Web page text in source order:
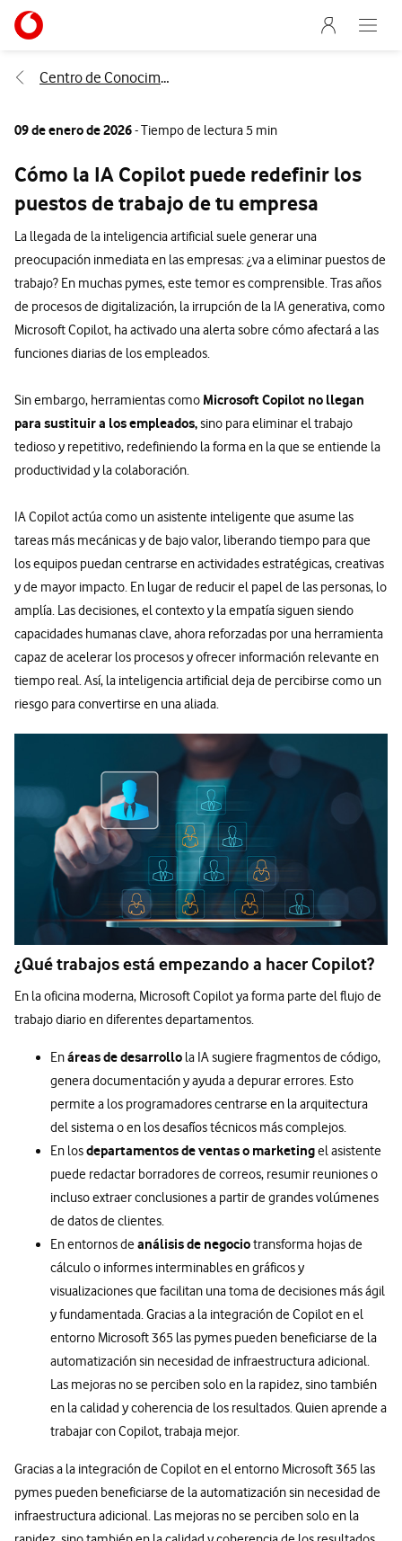
Ir a la pagina principal de vodafone.es
Menu
Abre
Centro de Conocimiento
09 de enero de 2026- Tiempo de lectura 5 min
Cómo la IA Copilot puede redefinir los
puestos de trabajo de tu empresa
La llegada de la inteligencia artificial suele generar una
preocupación inmediata en las empresas: ¿va a eliminar puestos de
trabajo? En muchas pymes, este temor es comprensible. Tras años
de procesos de digitalización, la irrupción de la IA generativa, como
Microsoft Copilot, ha activado una alerta sobre cómo afectará a las
funciones diarias de los empleados.
Sin embargo, herramientas como Microsoft Copilot no llegan
para sustituir a los empleados,sino para eliminar el trabajo
tedioso y repetitivo, redefiniendo la forma en la que se entiende la
productividad y la colaboración.
IA Copilot actúa como un asistente inteligente que asume las
tareas más mecánicas y de bajo valor, liberando tiempo para que
los equipos puedan centrarse en actividades estratégicas, creativas
y de mayor impacto. En lugar de reducir el papel de las personas, lo
amplía. Las decisiones, el contexto y la empatía siguen siendo
capacidades humanas clave, ahora reforzadas por una herramienta
capaz de acelerar los procesos y ofrecer información relevante en
tiempo real. Así, la inteligencia artificial deja de percibirse como un
riesgo para convertirse en una aliada.
¿Qué trabajos está empezando a hacer Copilot?
En la oficina moderna, Microsoft Copilot ya forma parte del flujo de
trabajo diario en diferentes departamentos.
Enáreas de desarrollo la IA sugiere fragmentos de código,
genera documentación y ayuda a depurar errores. Esto
permite a los programadores centrarse en la arquitectura
del sistema o en los desafíos técnicos más complejos.
En losdepartamentos de ventas o marketingel asistente
puede redactar borradores de correos, resumir reuniones o
incluso extraer conclusiones a partir de grandes volúmenes
de datos de clientes.
En entornos deanálisis de negociotransforma hojas de
cálculo o informes interminables en gráficos y
visualizaciones que facilitan una toma de decisiones más ágil
y fundamentada. Gracias a la integración de Copilot en el
entorno Microsoft 365 las pymes pueden beneficiarse de la
automatización sin necesidad de infraestructura adicional.
Las mejoras no se perciben solo en la rapidez, sino también
en la calidad y coherencia de los resultados. Quien aprende a
trabajar con Copilot, trabaja mejor.
Gracias a la integración de Copilot en el entorno Microsoft 365 las
pymes pueden beneficiarse de la automatización sin necesidad de
infraestructura adicional. Las mejoras no se perciben solo en la